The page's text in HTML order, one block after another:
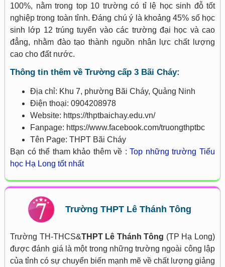
100%, nằm trong top 10 trường có tỉ lệ học sinh đỗ tốt
nghiệp trong toàn tỉnh. Đáng chú ý là khoảng 45% số học
sinh lớp 12 trúng tuyển vào các trường đại học và cao
đẳng, nhằm đào tạo thành nguồn nhân lực chất lượng
cao cho đất nước.
Thông tin thêm về Trường cấp 3 Bãi Cháy:
Địa chỉ: Khu 7, phường Bãi Cháy, Quảng Ninh
Điện thoại: 0904208978
Website: https://thptbaichay.edu.vn/
Fanpage: https://www.facebook.com/truongthptbc
Tên Page: THPT Bãi Cháy
Bạn có thể tham khảo thêm về :Top những trường Tiểu
học Hạ Long tốt nhất
Trường THPT Lê Thánh Tông
Trường TH-THCS&THPT Lê Thánh Tông (TP Hạ Long)
được đánh giá là một trong những trường ngoài công lập
của tỉnh có sự chuyển biến mạnh mẽ về chất lượng giảng